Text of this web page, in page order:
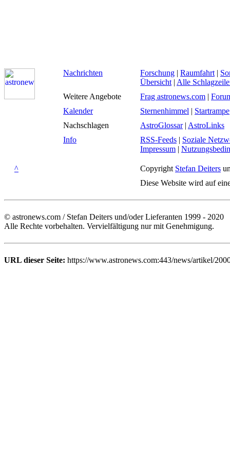
Nachrichten Forschung | Raumfahrt |
Übersicht | Alle
Weitere Angebote
Frag astronews.com |
Kalender
Sternenhimmel | Startrampe
Nachschlagen
AstroGlossar| AstroLinks
Info
RSS-Feeds | Soziale
Impressum |
^ Copyright Stefan Deiters
Diese Website wird auf
© astronews.com / Stefan Deiters und/oder Lieferanten 1999 - 2020
Alle Rechte vorbehalten. Vervielfältigung nur mit Genehmigung.
URL dieser Seite: https://www.astronews.com:443/news/artikel/